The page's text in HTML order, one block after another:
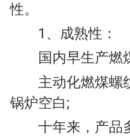
性。
1、成熟性：
国内早生产燃煤
主动化燃煤螺纹
锅炉空白;
十年来，产品多